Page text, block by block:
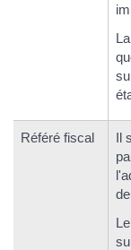
Référé fiscal
Il